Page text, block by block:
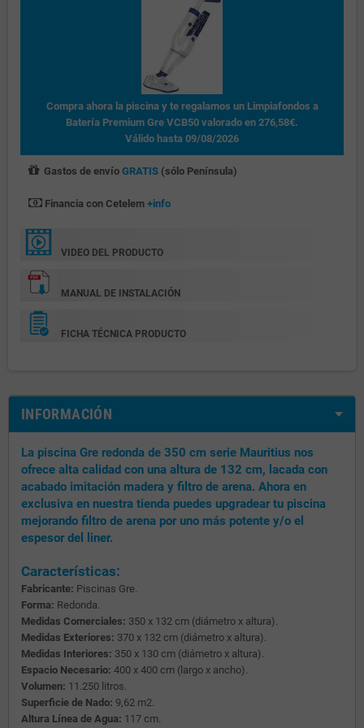
Compra ahora la piscina y te regalamos un Limpiafondos a
Batería Premium Gre VCB50 valorado en 276,58€.
Válido hasta 09/08/2026
Gastos de envío GRATIS(sólo Península)
Financia con Cetelem +info
VIDEO DEL PRODUCTO
MANUAL DE INSTALACIÓN
FICHA TÉCNICA PRODUCTO
INFORMACIÓN
La piscina Gre redonda de 350 cm serie Mauritius nos
ofrece alta calidad con una altura de 132 cm, lacada con
acabado imitación madera y filtro de arena. Ahora en
exclusiva en nuestra tienda puedes upgradear tu piscina
mejorando filtro de arena por uno más potente y/o el
espesor del liner.
Características:
Fabricante: Piscinas Gre.
Forma: Redonda.
Medidas Comerciales: 350 x 132 cm (diámetro x altura).
Medidas Exteriores: 370 x 132 cm (diámetro x altura).
Medidas Interiores: 350 x 130 cm (diámetro x altura).
Espacio Necesario: 400 x 400 cm (largo x ancho).
Volumen: 11.250 litros.
Superficie de Nado: 9,62 m2.
Altura Línea de Agua: 117 cm.